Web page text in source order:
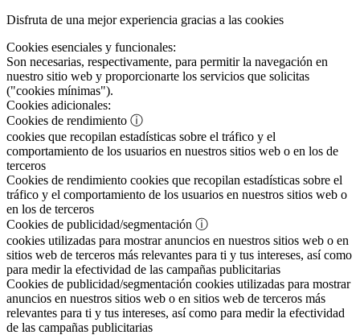
Disfruta de una mejor experiencia gracias a las cookies
Cookies esenciales y funcionales:
Son necesarias, respectivamente, para permitir la navegación en
nuestro sitio web y proporcionarte los servicios que solicitas
("cookies mínimas").
Cookies adicionales:
Cookies de rendimiento ⓘ
cookies que recopilan estadísticas sobre el tráfico y el
comportamiento de los usuarios en nuestros sitios web o en los de
terceros
Cookies de rendimiento cookies que recopilan estadísticas sobre el
tráfico y el comportamiento de los usuarios en nuestros sitios web o
en los de terceros
Cookies de publicidad/segmentación ⓘ
cookies utilizadas para mostrar anuncios en nuestros sitios web o en
sitios web de terceros más relevantes para ti y tus intereses, así como
para medir la efectividad de las campañas publicitarias
Cookies de publicidad/segmentación cookies utilizadas para mostrar
anuncios en nuestros sitios web o en sitios web de terceros más
relevantes para ti y tus intereses, así como para medir la efectividad
de las campañas publicitarias